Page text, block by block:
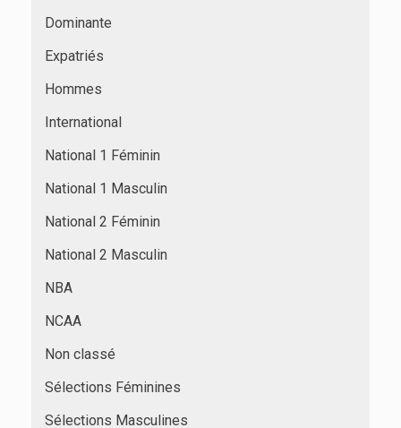
Dominante
Expatriés
Hommes
International
National 1 Féminin
National 1 Masculin
National 2 Féminin
National 2 Masculin
NBA
NCAA
Non classé
Sélections Féminines
Sélections Masculines